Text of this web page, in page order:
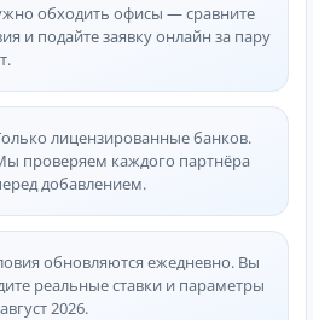
обходить офисы — сравните
и подайте заявку онлайн за пару
лицензированные банков.
проверяем каждого партнёра
добавлением.
обновляются ежедневно. Вы
реальные ставки и параметры
2026.